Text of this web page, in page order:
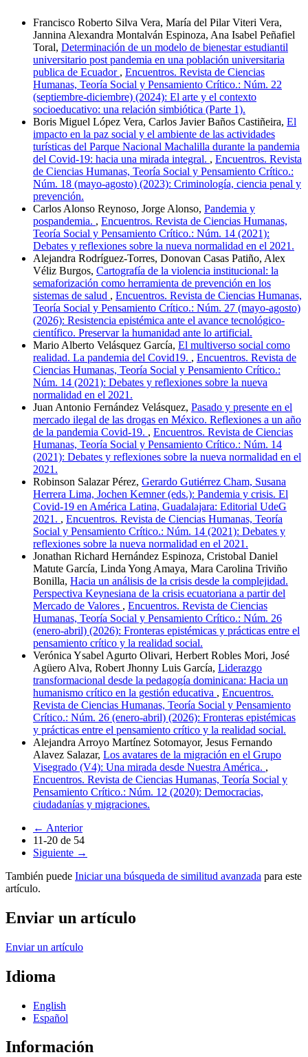
Francisco Roberto Silva Vera, María del Pilar Viteri Vera,
Jannina Alexandra Montalván Espinoza, Ana Isabel Peñafiel
Toral, Determinación de un modelo de bienestar estudiantil
universitario post pandemia en una población universitaria
publica de Ecuador , Encuentros. Revista de Ciencias
Humanas, Teoría Social y Pensamiento Crítico.: Núm. 22
(septiembre-diciembre) (2024): El arte y el contexto
socioeducativo: una relación simbiótica (Parte 1).
Boris Miguel López Vera, Carlos Javier Baños Castiñeira, El
impacto en la paz social y el ambiente de las actividades
turísticas del Parque Nacional Machalilla durante la pandemia
del Covid-19: hacia una mirada integral. , Encuentros. Revista
de Ciencias Humanas, Teoría Social y Pensamiento Crítico.:
Núm. 18 (mayo-agosto) (2023): Criminología, ciencia penal y
prevención.
Carlos Alonso Reynoso, Jorge Alonso, Pandemia y
pospandemia. , Encuentros. Revista de Ciencias Humanas,
Teoría Social y Pensamiento Crítico.: Núm. 14 (2021):
Debates y reflexiones sobre la nueva normalidad en el 2021.
Alejandra Rodríguez-Torres, Donovan Casas Patiño, Alex
Véliz Burgos, Cartografía de la violencia institucional: la
semaforización como herramienta de prevención en los
sistemas de salud , Encuentros. Revista de Ciencias Humanas,
Teoría Social y Pensamiento Crítico.: Núm. 27 (mayo-agosto)
(2026): Resistencia epistémica ante el avance tecnológico-
científico. Preservar la humanidad ante lo artificial.
Mario Alberto Velásquez García, El multiverso social como
realidad. La pandemia del Covid19. , Encuentros. Revista de
Ciencias Humanas, Teoría Social y Pensamiento Crítico.:
Núm. 14 (2021): Debates y reflexiones sobre la nueva
normalidad en el 2021.
Juan Antonio Fernández Velásquez, Pasado y presente en el
mercado ilegal de las drogas en México. Reflexiones a un año
de la pandemia Covid-19. , Encuentros. Revista de Ciencias
Humanas, Teoría Social y Pensamiento Crítico.: Núm. 14
(2021): Debates y reflexiones sobre la nueva normalidad en el
2021.
Robinson Salazar Pérez, Gerardo Gutiérrez Cham, Susana
Herrera Lima, Jochen Kemner (eds.): Pandemia y crisis. El
Covid-19 en América Latina, Guadalajara: Editorial UdeG
2021. , Encuentros. Revista de Ciencias Humanas, Teoría
Social y Pensamiento Crítico.: Núm. 14 (2021): Debates y
reflexiones sobre la nueva normalidad en el 2021.
Jonathan Richard Hernández Espinoza, Cristobal Daniel
Matute García, Linda Yong Amaya, Mara Carolina Triviño
Bonilla, Hacia un análisis de la crisis desde la complejidad.
Perspectiva Keynesiana de la crisis ecuatoriana a partir del
Mercado de Valores , Encuentros. Revista de Ciencias
Humanas, Teoría Social y Pensamiento Crítico.: Núm. 26
(enero-abril) (2026): Fronteras epistémicas y prácticas entre el
pensamiento crítico y la realidad social.
Verónica Ysabel Agurto Olivari, Herbert Robles Mori, José
Agüero Alva, Robert Jhonny Luis García, Liderazgo
transformacional desde la pedagogía dominicana: Hacia un
humanismo crítico en la gestión educativa , Encuentros.
Revista de Ciencias Humanas, Teoría Social y Pensamiento
Crítico.: Núm. 26 (enero-abril) (2026): Fronteras epistémicas
y prácticas entre el pensamiento crítico y la realidad social.
Alejandra Arroyo Martínez Sotomayor, Jesus Fernando
Alavez Salazar, Los avatares de la migración en el Grupo
Visegrado (V4): Una mirada desde Nuestra América. ,
Encuentros. Revista de Ciencias Humanas, Teoría Social y
Pensamiento Crítico.: Núm. 12 (2020): Democracias,
ciudadanías y migraciones.
← Anterior
11-20 de 54
Siguiente →
También puede Iniciar una búsqueda de similitud avanzada para este
artículo.
Enviar un artículo
Enviar un artículo
Idioma
English
Español
Información